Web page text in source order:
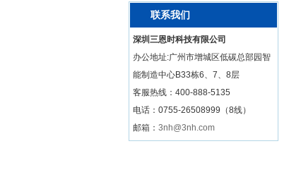
联系我们
深圳三恩时科技有限公司
办公地址:广州市增城区低碳总部园智
能制造中心B33栋6、7、8层
客服热线： 400-888-5135
电话：0755-26508999（8线）
邮箱： 3nh@3nh.com